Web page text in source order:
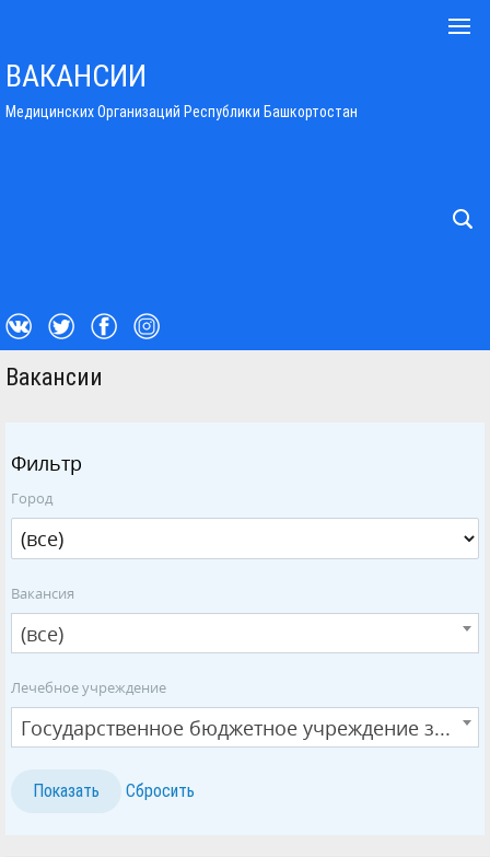
ВАКАНСИИ
Медицинских Организаций Республики Башкортостан
Вакансии
Фильтр
Город
Вакансия
(все)
Лечебное учреждение
Государственное бюджетное учреждение здравоохранения Республики Башкортостан Акъярская Центральная районная больница